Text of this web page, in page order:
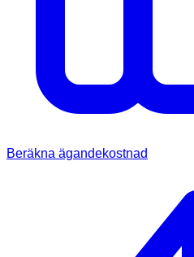
Beräkna ägandekostnad